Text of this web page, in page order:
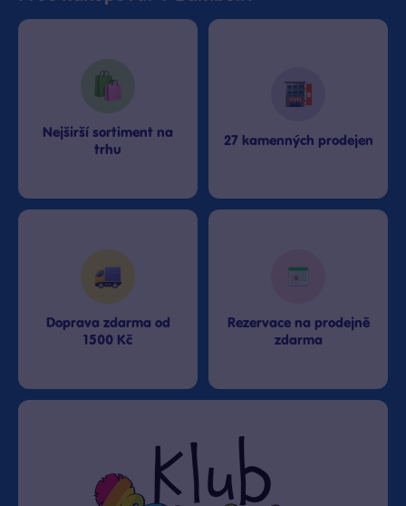
Nejširší sortiment na
trhu
27 kamenných prodejen
Doprava zdarma od
1500 Kč
Rezervace na prodejně
zdarma